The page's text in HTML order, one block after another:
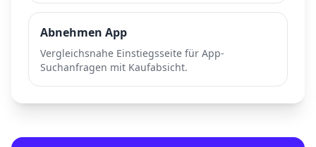
Abnehmen App
Vergleichsnahe Einstiegsseite für App-
Suchanfragen mit Kaufabsicht.